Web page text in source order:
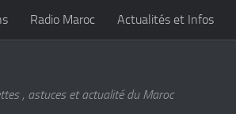
Radio Maroc Actualités et Infos
, astuces et actualité du Maroc